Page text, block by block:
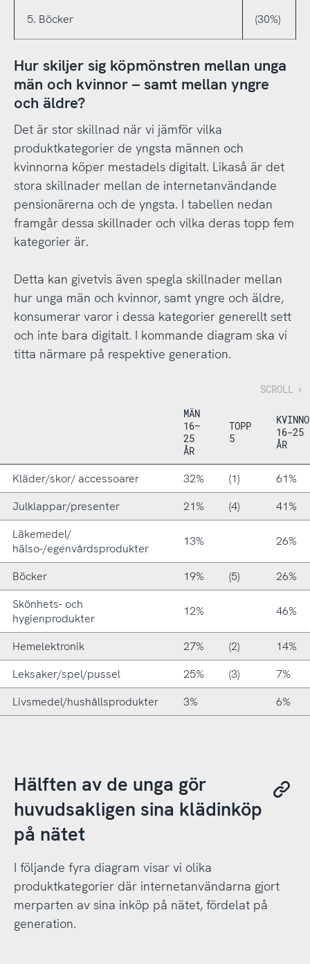
5. Böcker (30%)
Hur skiljer sig köpmönstren mellan unga
män och kvinnor – samt mellan yngre
och äldre?
Det är stor skillnad när vi jämför vilka
produktkategorier de yngsta männen och
kvinnorna köper mestadels digitalt. Likaså är det
stora skillnader mellan de internetanvändande
pensionärerna och de yngsta. I tabellen nedan
framgår dessa skillnader och vilka deras topp fem
kategorier är.
Detta kan givetvis även spegla skillnader mellan
hur unga män och kvinnor, samt yngre och äldre,
konsumerar varor i dessa kategorier generellt sett
och inte bara digitalt. I kommande diagram ska vi
titta närmare på respektive generation.
MÄN
16–
25
ÅR
TOPP
5
16-25
ÅR
Kläder/skor/ accessoarer 32% (1)
61%
Julklappar/presenter
21% (4)
41%
Läkemedel/
hälso-/egenvårdsprodukter
13% 26%
Böcker 19% (5)
26%
Skönhets- och
hygienprodukter
12% 46%
Hemelektronik 27% (2)
14%
Leksaker/spel/pussel
25% (3)
7%
Livsmedel/hushållsprodukter
3% 6%
Hälften av de unga gör
huvudsakligen sina klädinköp
på nätet
I följande fyra diagram visar vi olika
produktkategorier där internetanvändarna gjort
merparten av sina inköp på nätet, fördelat på
generation.